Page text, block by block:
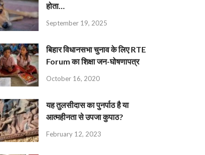
होता…
September 19, 2025
बिहार विधानसभा चुनाव के लिए RTE
Forum का शिक्षा जन-घोषणापत्र
October 16, 2020
यह तुलसीदास का पुनर्पाठ है या
आत्महीनता से उपजा कुपाठ?
February 12, 2023